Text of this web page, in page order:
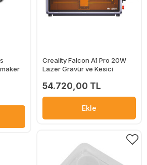
Creality Falcon A1 Pro 20W
Lazer Gravür ve Kesici
54.720,00 TL
Ekle